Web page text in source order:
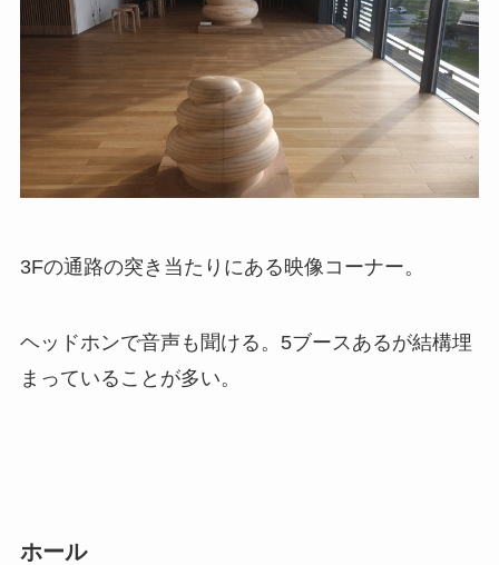
3Fの通路の突き当たりにある映像コーナー。
ヘッドホンで音声も聞ける。5ブースあるが結構埋
まっていることが多い。
ホール